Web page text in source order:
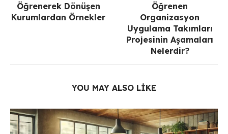
Öğrenerek Dönüşen
Kurumlardan Örnekler
Öğrenen
Organizasyon
Uygulama Takımları
Projesinin Aşamaları
Nelerdir?
YOU MAY ALSO LIKE